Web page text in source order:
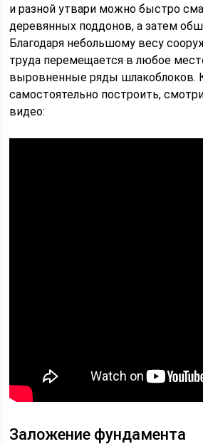
и разной утвари можно быстро
деревянных поддонов, а затем
Благодаря небольшому весу
труда перемещается в любое
выровненные ряды шлакоблоков.
самостоятельно построить,
видео:
Заложение фундамента